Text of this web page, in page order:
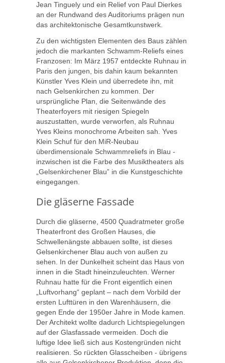
Jean Tinguely und ein Relief von Paul Dierkes
an der Rundwand des Auditoriums prägen nun
das architektonische Gesamtkunstwerk.
Zu den wichtigsten Elementen des Baus zählen
jedoch die markanten Schwamm-Reliefs eines
Franzosen: Im März 1957 entdeckte Ruhnau in
Paris den jungen, bis dahin kaum bekannten
Künstler Yves Klein und überredete ihn, mit
nach Gelsenkirchen zu kommen. Der
ursprüngliche Plan, die Seitenwände des
Theaterfoyers mit riesigen Spiegeln
auszustatten, wurde verworfen, als Ruhnau
Yves Kleins monochrome Arbeiten sah. Yves
Klein Schuf für den MiR-Neubau
überdimensionale Schwammreliefs in Blau -
inzwischen ist die Farbe des Musiktheaters als
„Gelsenkirchener Blau” in die Kunstgeschichte
eingegangen.
Die gläserne Fassade
Durch die gläserne, 4500 Quadratmeter große
Theaterfront des Großen Hauses, die
Schwellenängste abbauen sollte, ist dieses
Gelsenkirchener Blau auch von außen zu
sehen. In der Dunkelheit scheint das Haus von
innen in die Stadt hineinzuleuchten. Werner
Ruhnau hatte für die Front eigentlich einen
„Luftvorhang“ geplant – nach dem Vorbild der
ersten Lufttüren in den Warenhäusern, die
gegen Ende der 1950er Jahre in Mode kamen.
Der Architekt wollte dadurch Lichtspiegelungen
auf der Glasfassade vermeiden. Doch die
luftige Idee ließ sich aus Kostengründen nicht
realisieren. So rückten Glasscheiben - übrigens